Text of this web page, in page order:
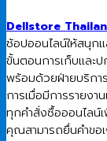
Dellstore
ช้อปออนไลน์ให้สนุก
ขั้นตอนการเก็บและ
พร้อมด้วยฝ่ายบริกา
การเมื่อมีการรายงา
ทุกคำสั่งซื้อออนไลน์
คุณสามารถยื่นคำขอ